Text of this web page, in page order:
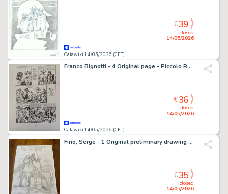
Catawiki 14/05/2026 (CET)
closed
14/05/2026
€39
Franco Bignotti - 4 Original page - Piccolo Ranger - Avventura in Messico - 1969
Catawiki 14/05/2026 (CET)
closed
14/05/2026
€36
Fino, Serge - 1 Original preliminary drawing - La couronne de foudre - Projet de couverture - 2001
closed
14/05/2026
€35